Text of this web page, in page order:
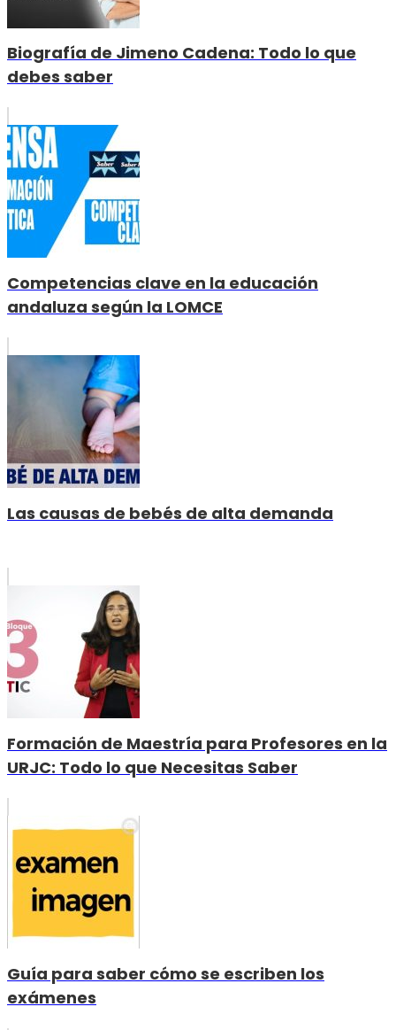
Biografía de Jimeno Cadena: Todo lo que
debes saber
Competencias clave en la educación
andaluza según la LOMCE
Las causas de bebés de alta demanda
Formación de Maestría para Profesores en la
URJC: Todo lo que Necesitas Saber
Guía para saber cómo se escriben los
exámenes